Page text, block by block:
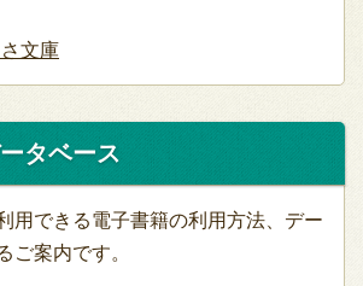
文庫
タベース
用できる電子書籍の利用方法、デー
ご案内です。